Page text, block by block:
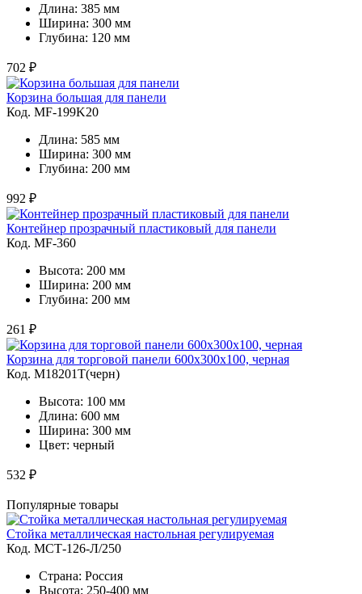
Длина: 385 мм
Ширина: 300 мм
Глубина: 120 мм
702 ₽
Корзина большая для панели
Код. MF-199K20
Длина: 585 мм
Ширина: 300 мм
Глубина: 200 мм
992 ₽
Контейнер прозрачный пластиковый для панели
Код. MF-360
Высота: 200 мм
Ширина: 200 мм
Глубина: 200 мм
261 ₽
Корзина для торговой панели 600х300х100, черная
Код. M18201Т(черн)
Высота: 100 мм
Длина: 600 мм
Ширина: 300 мм
Цвет: черный
532 ₽
Популярные товары
Стойка металлическая настольная регулируемая
Код. MСТ-126-Л/250
Страна: Россия
Высота: 250-400 мм